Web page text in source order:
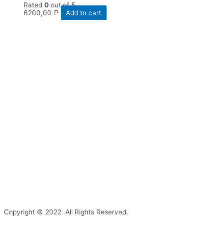
Rated 0 out of 5
6200,00 Р Add to cart
Copyright © 2022. All Rights Reserved.